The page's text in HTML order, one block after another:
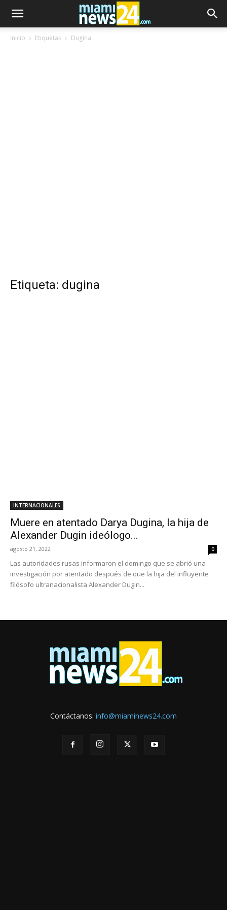
Inicio Etiquetas Dugina
Etiqueta: dugina
INTERNACIONALES
Muere en atentado Darya Dugina, la hija de
Alexander Dugin ideólogo...
agosto 21, 2022 0
Las autoridades rusas informaron el domingo que se abrió una
investigación por atentado después de que la hija del influyente
filósofo ultranacionalista Alexander Dugin...
Contáctanos: info@miaminews24.com